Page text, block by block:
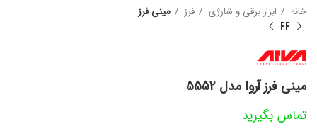
خانه ابزار برقی و شارژی فرز مینی فرز
مینی فرز آروا مدل 5552
تماس بگیرید